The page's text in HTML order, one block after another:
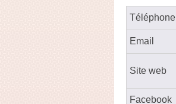
Téléphone
Email
Site web
Facebook